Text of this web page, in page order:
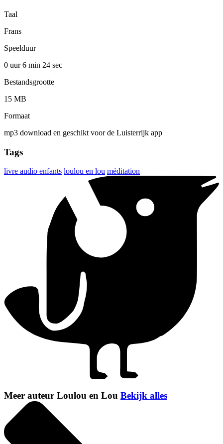
Taal
Frans
Speelduur
0 uur 6 min 24 sec
Bestandsgrootte
15 MB
Formaat
mp3 download en geschikt voor de Luisterrijk app
Tags
livre audio enfants loulou en lou méditation
Meer auteur Loulou en Lou Bekijk alles